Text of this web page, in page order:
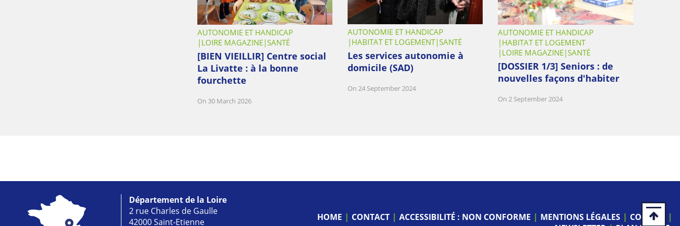
AUTONOMIE ET HANDICAP
LOIRE MAGAZINE SANTÉ
[BIEN VIEILLIR] Centre social
La Livatte : à la bonne
fourchette
On 30 March 2026
AUTONOMIE ET HANDICAP
HABITAT ET LOGEMENT SANTÉ
Les services autonomie à
domicile (SAD)
On 24 September 2024
AUTONOMIE ET HANDICAP
HABITAT ET LOGEMENT
LOIRE MAGAZINE SANTÉ
[DOSSIER 1/3] Seniors : de
nouvelles façons d'habiter
On 2 September 2024
Département de la Loire
2 rue Charles de Gaulle
42000 Saint-Etienne
HOME CONTACT ACCESSIBILITÉ : NON CONFORME MENTIONS LÉGALES
COOKIES